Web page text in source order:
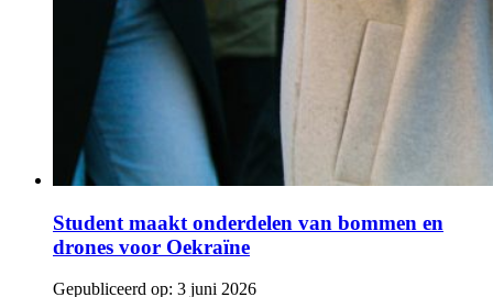
Student maakt onderdelen van bommen en
drones voor Oekraïne
Gepubliceerd op: 3 juni 2026